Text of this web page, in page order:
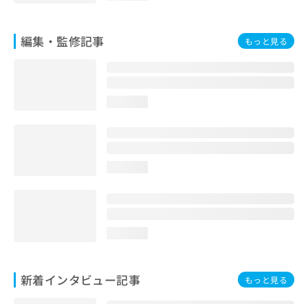
編集・監修記事 もっと見る
新着インタビュー記事 もっと見る